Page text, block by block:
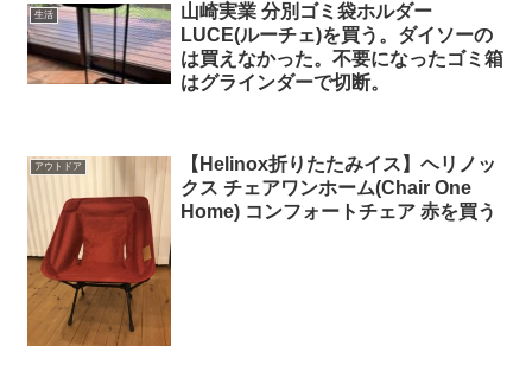
生活
山崎実業 分別ゴミ袋ホルダー
LUCE(ルーチェ)を買う。ダイソーの
は買えなかった。不要になったゴミ箱
はグラインダーで切断。
アウトドア
【Helinox折りたたみイス】ヘリノッ
クス チェアワンホーム(Chair One
Home) コンフォートチェア 赤を買う